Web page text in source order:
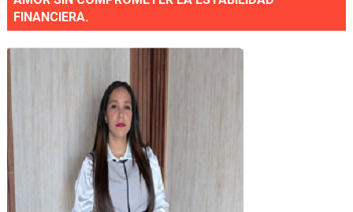
FINANCIERA.